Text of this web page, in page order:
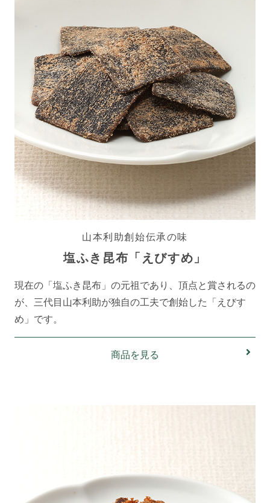
山本利助創始伝承の味
塩ふき昆布「えびすめ」
現在の「塩ふき昆布」の元祖であり、頂点と賞されるの
が、三代目山本利助が独自の工夫で創始した「えびす
め」です。
商品を見る